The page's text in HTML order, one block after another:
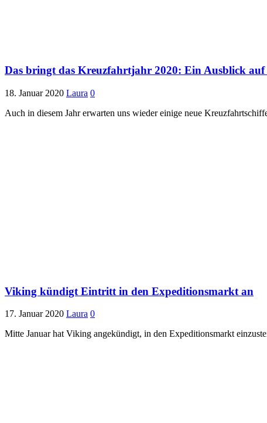
Das bringt das Kreuzfahrtjahr 2020: Ein Ausblick auf
18. Januar 2020 Laura 0
Auch in diesem Jahr erwarten uns wieder einige neue
Viking kündigt Eintritt in den Expeditionsmarkt an
17. Januar 2020 Laura 0
Mitte Januar hat Viking angekündigt, in den Expeditionsmarkt